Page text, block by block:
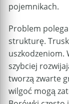
pojemnikach.
Problem
strukturę.
uszkodzeniom.
szybciej
tworzą zwarte
wilgoć mogą